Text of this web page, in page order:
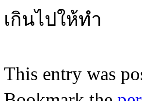
เกินไปให้ทำ
This entry was